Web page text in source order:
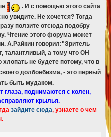
. И с помощью этого сайта
увидите. Не хочется? Тогда
ползите отсюда подобру
Чтение этого форума может
А.Райкин говорил:"Зритель
талантливый, а тому что ОН
не будете потому, что в
долбоёбизма, - это первый
быть мудаком.
глаза, поднимаются с колен,
крылья.
зайдите сюда, узнаете о чем